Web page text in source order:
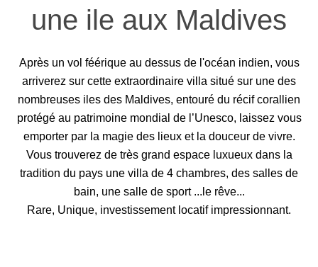
une ile aux Maldives
Après un vol féérique au dessus de l'océan indien, vous
arriverez sur cette extraordinaire villa situé sur une des
nombreuses iles des Maldives, entouré du récif corallien
protégé au patrimoine mondial de l’Unesco, laissez vous
emporter par la magie des lieux et la douceur de vivre.
Vous trouverez de très grand espace luxueux dans la
tradition du pays une villa de 4 chambres, des salles de
bain, une salle de sport ...le rêve...
Rare, Unique, investissement locatif impressionnant.